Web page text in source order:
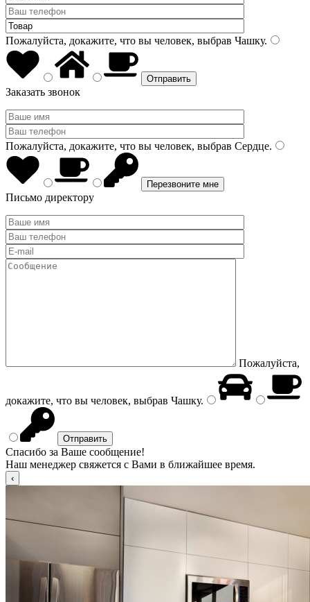
Пожалуйста, докажите, что вы человек, выбрав Чашку.
Заказать звонок
Пожалуйста, докажите, что вы человек, выбрав Сердце.
Письмо директору
Пожалуйста,
докажите, что вы человек, выбрав Чашку.
Спасибо за Ваше сообщение!
Наш менеджер свяжется с Вами в ближайшее время.